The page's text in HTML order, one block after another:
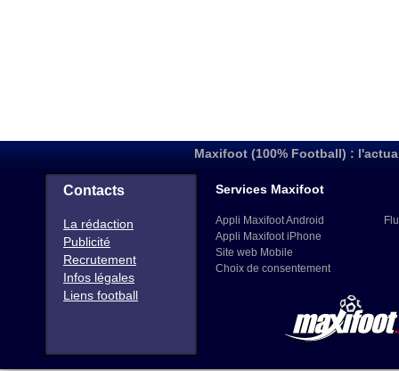
Maxifoot (100% Football) :
Contacts
La rédaction
Publicité
Recrutement
Infos légales
Liens football
Services Maxifoot
Appli Maxifoot Android
Appli Maxifoot iPhone
Site web Mobile
Choix de consentement